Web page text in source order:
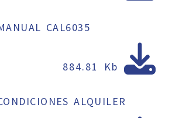
CAL6035
884.81 Kb
ALQUILER